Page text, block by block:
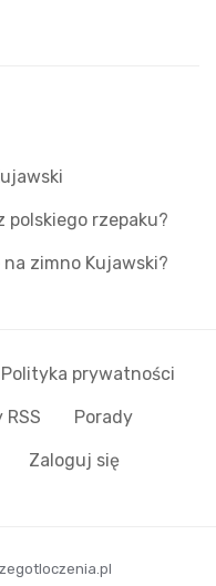
polskiego rzepaku?
zimno Kujawski?
Polityka prywatności
RSS Porady
Zaloguj się